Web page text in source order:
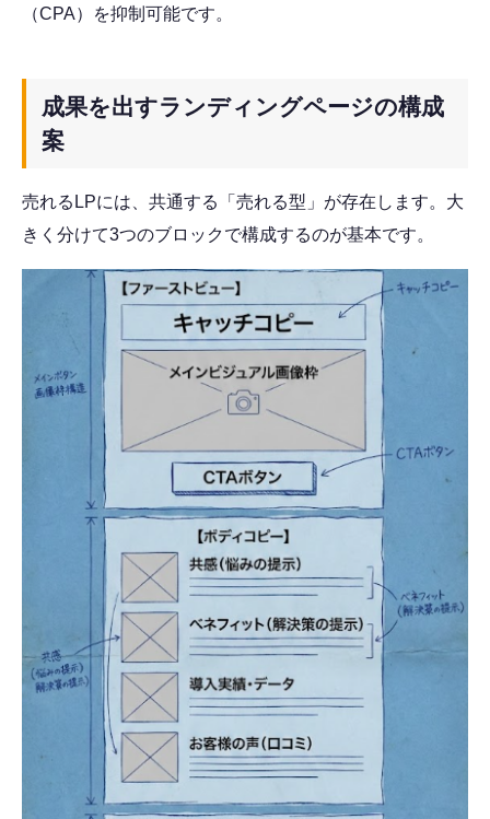
（CPA）を抑制可能です。
成果を出すランディングページの構成
案
売れるLPには、共通する「売れる型」が存在します。大
きく分けて3つのブロックで構成するのが基本です。